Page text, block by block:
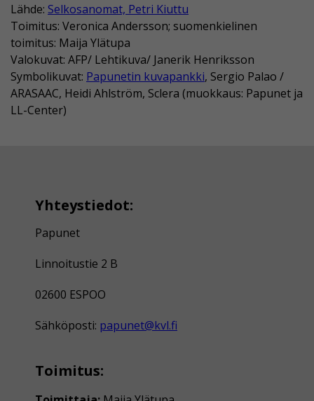
Lähde: Selkosanomat, Petri Kiuttu
Toimitus: Veronica Andersson; suomenkielinen
toimitus: Maija Ylätupa
Valokuvat: AFP/ Lehtikuva/ Janerik Henriksson
Symbolikuvat: Papunetin kuvapankki, Sergio Palao /
ARASAAC, Heidi Ahlström, Sclera (muokkaus: Papunet ja
LL-Center)
Yhteystiedot:
Papunet
Linnoitustie 2 B
02600 ESPOO
Sähköposti: papunet@kvl.fi
Toimitus: